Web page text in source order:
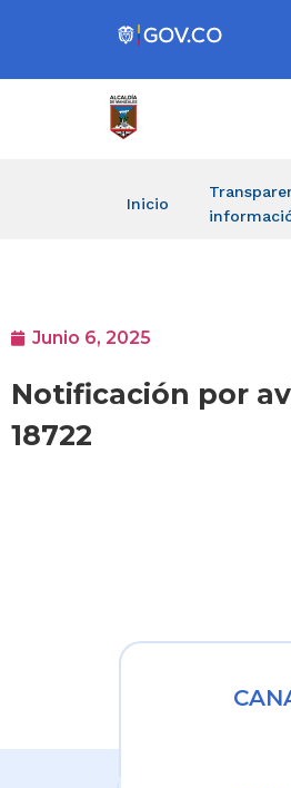
Inicio
Junio 6, 2025
Notificación por
18722